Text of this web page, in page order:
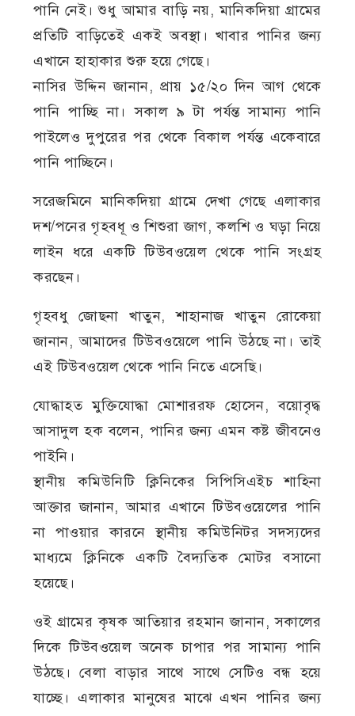
পানি নেই। শুধু আমার বাড়ি নয়, মানিকদিয়া গ্রামের
প্রতিটি বাড়িতেই একই অবস্থা। খাবার পানির জন্য
এখানে হাহাকার শুরু হয়ে গেছে।
নাসির উদ্দিন জানান, প্রায় ১৫/২০ দিন আগ থেকে
পানি পাচ্ছি না। সকাল ৯ টা পর্যন্ত সামান্য পানি
পাইলেও দুপুরের পর থেকে বিকাল পর্যন্ত একেবারে
পানি পাচ্ছিনে।
সরেজমিনে মানিকদিয়া গ্রামে দেখা গেছে এলাকার
দশ/পনের গৃহবধূ ও শিশুরা জাগ, কলশি ও ঘড়া নিয়ে
লাইন ধরে একটি টিউবওয়েল থেকে পানি সংগ্রহ
করছেন।
গৃহবধু জোছনা খাতুন, শাহানাজ খাতুন রোকেয়া
জানান, আমাদের টিউবওয়েলে পানি উঠছে না। তাই
এই টিউবওয়েল থেকে পানি নিতে এসেছি।
যোদ্ধাহত মুক্তিযোদ্ধা মোশাররফ হোসেন, বয়োবৃদ্ধ
আসাদুল হক বলেন, পানির জন্য এমন কষ্ট জীবনেও
পাইনি।
স্থানীয় কমিউনিটি ক্লিনিকের সিপিসিএইচ শাহিনা
আক্তার জানান, আমার এখানে টিউবওয়েলের পানি
না পাওয়ার কারনে স্থানীয় কমিউনিটর সদস্যদের
মাধ্যমে ক্লিনিকে একটি বৈদ্যতিক মোটর বসানো
হয়েছে।
ওই গ্রামের কৃষক আতিয়ার রহমান জানান, সকালের
দিকে টিউবওয়েল অনেক চাপার পর সামান্য পানি
উঠছে। বেলা বাড়ার সাথে সাথে সেটিও বন্ধ হয়ে
যাচ্ছে। এলাকার মানুষের মাঝে এখন পানির জন্য